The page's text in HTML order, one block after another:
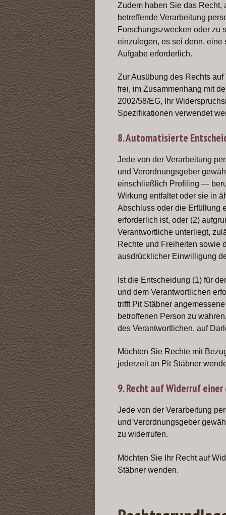
Zudem haben Sie das Recht,
betreffende Verarbeitung
Forschungszwecken oder zu
einzulegen, es sei denn, eine
Aufgabe erforderlich.
Zur Ausübung des Rechts
frei, im Zusammenhang mit
2002/58/EG, Ihr
Spezifikationen verwendet
8. Automatisierte
Jede von der Verarbeitung
und Verordnungsgeber
einschließlich Profiling —
Wirkung entfaltet oder sie in
Abschluss oder die Erfüllung
erforderlich ist, oder (2)
Verantwortliche unterliegt,
Rechte und Freiheiten sowie
ausdrücklicher Einwilligung
Ist die Entscheidung (1) für
und dem Verantwortlichen
trifft Pit Stäbner
betroffenen Person zu
des Verantwortlichen, auf
Möchten Sie Rechte mit
jederzeit an Pit Stäbner
9. Recht auf Widerruf
Jede von der Verarbeitung
und Verordnungsgeber
zu widerrufen.
Möchten Sie Ihr Recht auf
Stäbner wenden.